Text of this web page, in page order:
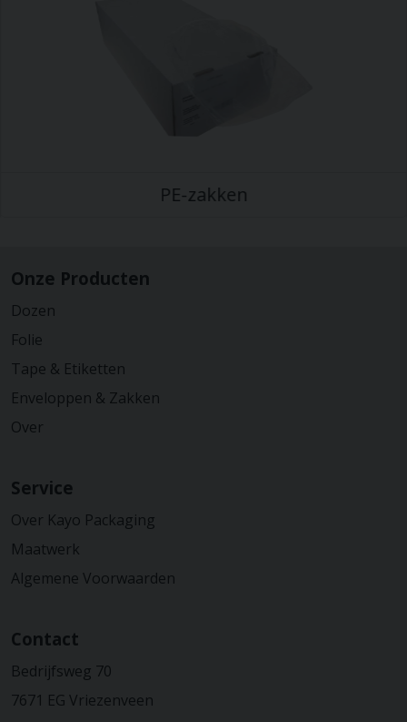
PE-zakken
Onze Producten
Dozen
Folie
Tape & Etiketten
Enveloppen & Zakken
Over
Service
Over Kayo Packaging
Maatwerk
Algemene Voorwaarden
Contact
Bedrijfsweg 70
7671 EG Vriezenveen